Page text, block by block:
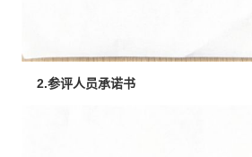
2.参评人员承诺书